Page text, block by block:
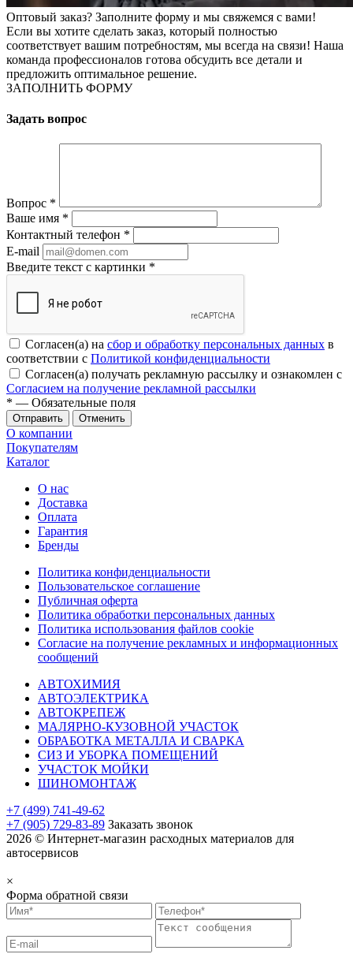
Оптовый заказ? Заполните форму и мы свяжемся с вами!
Если вы хотите сделать заказ, который полностью
соответствует вашим потребностям, мы всегда на связи! Наша
команда профессионалов готова обсудить все детали и
предложить оптимальное решение.
ЗАПОЛНИТЬ ФОРМУ
Задать вопрос
Вопрос *
Ваше имя *
Контактный телефон *
E-mail
Введите текст с картинки *
Согласен(а) на сбор и обработку персональных данных в
соответствии с Политикой конфиденциальности
Согласен(а) получать рекламную рассылку и ознакомлен с
Согласием на получение рекламной рассылки
* — Обязательные поля
Отменить
О компании
Покупателям
Каталог
О нас
Доставка
Оплата
Гарантия
Бренды
Политика конфиденциальности
Пользовательское соглашение
Публичная оферта
Политика обработки персональных данных
Политика использования файлов cookie
Согласие на получение рекламных и информационных
сообщений
АВТОХИМИЯ
АВТОЭЛЕКТРИКА
АВТОКРЕПЕЖ
МАЛЯРНО-КУЗОВНОЙ УЧАСТОК
ОБРАБОТКА МЕТАЛЛА И СВАРКА
СИЗ И УБОРКА ПОМЕЩЕНИЙ
УЧАСТОК МОЙКИ
ШИНОМОНТАЖ
+7 (499) 741-49-62
+7 (905) 729-83-89 Заказать звонок
2026 © Интернет-магазин расходных материалов для
автосервисов
×
Форма обратной связи